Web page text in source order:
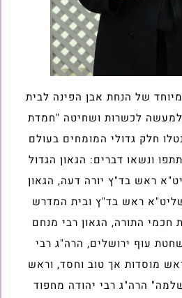
של הנחת אבן הפינה לבית
לכשרות ושחיטה "חמדת
חלק גדולי המומחים בעולם
ונשאו דברים: הגאון הגדול
ראש בד"ץ יורה דעה, הגאון
שליט"א ראש בד"ץ ובית המדרש
חכמי התורה, הגאון רבי מנחם
עוף ירושלים, הרה"ג רבי
מוסדות אך טוב וחסד, וראש
הרה"ג רבי יהודה מחפוד